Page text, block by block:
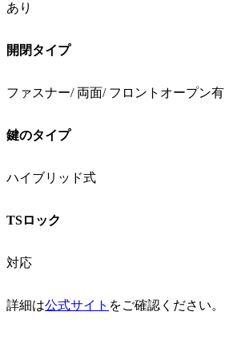
あり
開閉タイプ
ファスナー/ 両面/ フロントオープン有
鍵のタイプ
ハイブリッド式
TSロック
対応
詳細は公式サイト をご確認ください。